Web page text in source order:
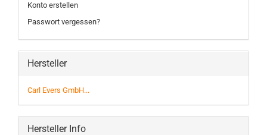
Konto erstellen
Passwort vergessen?
Hersteller
Carl Evers GmbH...
Hersteller Info